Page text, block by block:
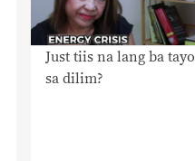
Just tiis na lang ba tayo
sa dilim?